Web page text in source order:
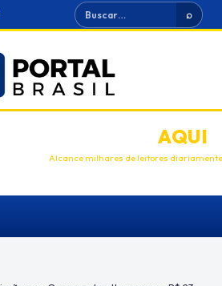
Buscar ⌕
ANUNCIEAQUI
Alcance milhares de leitores diariamente